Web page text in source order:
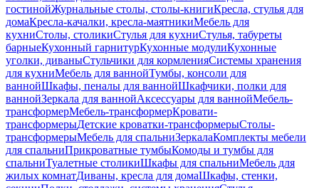
гостинойЖурнальные столы, столы-книгиКресла, стулья для
домаКресла-качалки, кресла-маятникиМебель для
кухниСтолы, столикиСтулья для кухниСтулья, табуреты
барныеКухонный гарнитурКухонные модулиКухонные
уголки, диваныСтульчики для кормленияСистемы хранения
для кухниМебель для ваннойТумбы, консоли для
ваннойШкафы, пеналы для ваннойШкафчики, полки для
ваннойЗеркала для ваннойАксессуары для ваннойМебель-
трансформерМебель-трансформерКровати-
трансформерыДетские кроватки-трансформерыСтолы-
трансформерыМебель для спальниЗеркалаКомплекты мебели
для спальниПрикроватные тумбыКомоды и тумбы для
спальниТуалетные столикиШкафы для спальниМебель для
жилых комнатДиваны, кресла для домаШкафы, стенки,